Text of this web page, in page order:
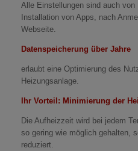
Alle Einstellungen sind auch
Installation von Apps, nach
Webseite.
Datenspeicherung über Jahre
erlaubt eine Optimierung des
Heizungsanlage.
Ihr Vorteil: Minimierung der
Die Aufheizzeit wird bei jedem
so gering wie möglich gehalten,
reduziert.